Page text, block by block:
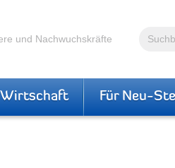
und Nachwuchskräfte
Wirtschaft Für Neu-